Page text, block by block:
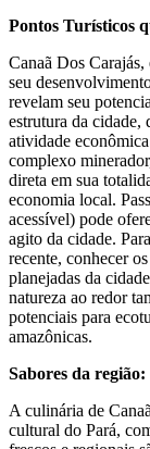
Pontos Turísticos
Canaã Dos Carajás,
seu
revelam seu
estrutura da cidade,
atividade
complexo
direta em sua
economia local.
acessível) pode
agito da cidade.
recente, conhecer
planejadas da
natureza ao redor
potenciais para
amazônicas.
Sabores da
A culinária de
cultural do Pará,